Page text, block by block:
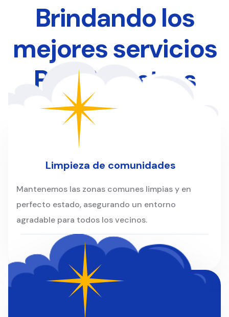
Brindando los
mejores servicios
Para Nuestros
Clientes
Limpieza de comunidades
Mantenemos las zonas comunes limpias y en
perfecto estado, asegurando un entorno
agradable para todos los vecinos.